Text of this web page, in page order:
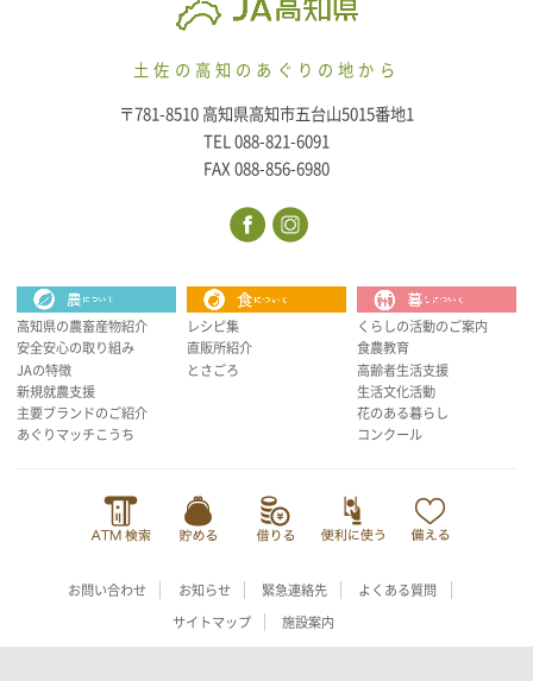
土佐の高知のあぐりの地から
〒781-8510 高知県高知市五台山5015番地1
TEL 088-821-6091
FAX 088-856-6980
高知県の農畜産物紹介
安全安心の取り組み
JAの特徴
新規就農支援
主要ブランドのご紹介
あぐりマッチこうち
レシピ集
直販所紹介
とさごろ
くらしの活動のご案内
食農教育
高齢者生活支援
生活文化活動
花のある暮らし
コンクール
お問い合わせ お知らせ 緊急連絡先 よくある質問
サイトマップ 施設案内